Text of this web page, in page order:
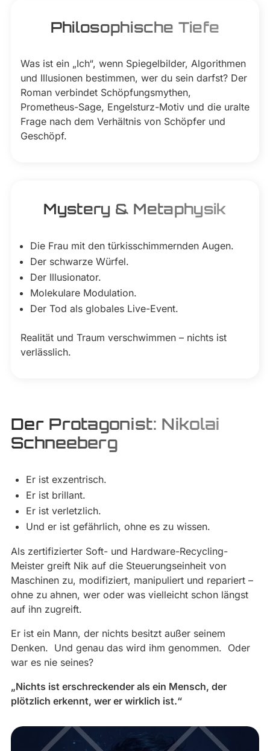
Philosophische Tiefe
Was ist ein „Ich“, wenn Spiegelbilder, Algorithmen
und Illusionen bestimmen, wer du sein darfst? Der
Roman verbindet Schöpfungsmythen,
Prometheus-Sage, Engelsturz-Motiv und die uralte
Frage nach dem Verhältnis von Schöpfer und
Geschöpf.
Mystery & Metaphysik
Die Frau mit den türkisschimmernden Augen.
Der schwarze Würfel.
Der Illusionator.
Molekulare Modulation.
Der Tod als globales Live-Event.
Realität und Traum verschwimmen – nichts ist
verlässlich.
Der Protagonist: Nikolai
Schneeberg
Er ist exzentrisch.
Er ist brillant.
Er ist verletzlich.
Und er ist gefährlich, ohne es zu wissen.
Als zertifizierter Soft- und Hardware-Recycling-
Meister greift Nik auf die Steuerungseinheit von
Maschinen zu, modifiziert, manipuliert und repariert –
ohne zu ahnen, wer oder was vielleicht schon längst
auf ihn zugreift.
Er ist ein Mann, der nichts besitzt außer seinem
Denken. Und genau das wird ihm genommen. Oder
war es nie seines?
„Nichts ist erschreckender als ein Mensch, der
plötzlich erkennt, wer er wirklich ist.“